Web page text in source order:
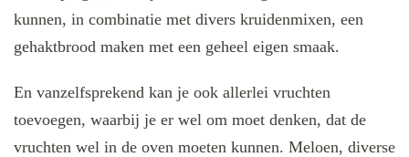
kunnen, in combinatie met divers kruidenmixen, een
gehaktbrood maken met een geheel eigen smaak.
En vanzelfsprekend kan je ook allerlei vruchten
toevoegen, waarbij je er wel om moet denken, dat de
vruchten wel in de oven moeten kunnen. Meloen, diverse